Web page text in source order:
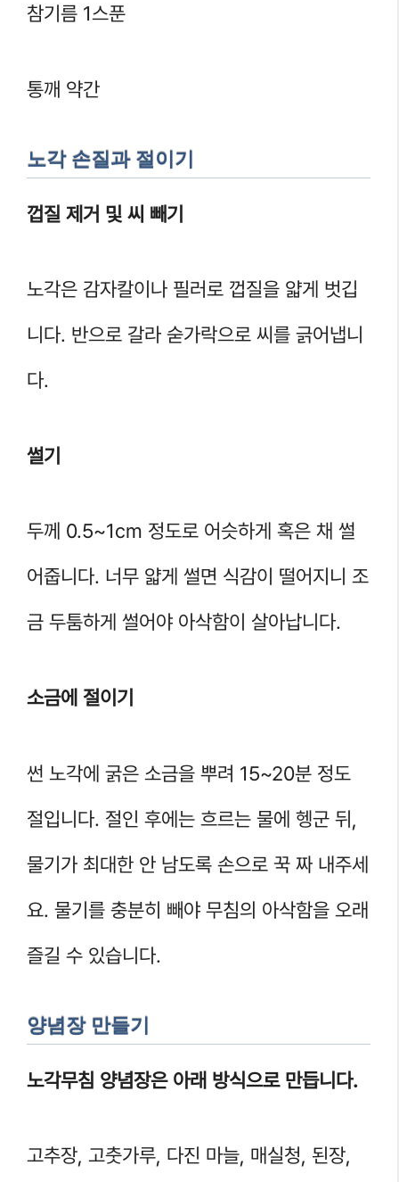
참기름 1스푼
통깨 약간
노각 손질과 절이기
껍질 제거 및 씨 빼기
노각은 감자칼이나 필러로 껍질을 얇게 벗깁
니다. 반으로 갈라 숟가락으로 씨를 긁어냅니
다.
썰기
두께 0.5~1cm 정도로 어슷하게 혹은 채 썰
어줍니다. 너무 얇게 썰면 식감이 떨어지니 조
금 두툼하게 썰어야 아삭함이 살아납니다.
소금에 절이기
썬 노각에 굵은 소금을 뿌려 15~20분 정도
절입니다. 절인 후에는 흐르는 물에 헹군 뒤,
물기가 최대한 안 남도록 손으로 꾹 짜 내주세
요. 물기를 충분히 빼야 무침의 아삭함을 오래
즐길 수 있습니다.
양념장 만들기
노각무침 양념장은 아래 방식으로 만듭니다.
고추장, 고춧가루, 다진 마늘, 매실청, 된장,